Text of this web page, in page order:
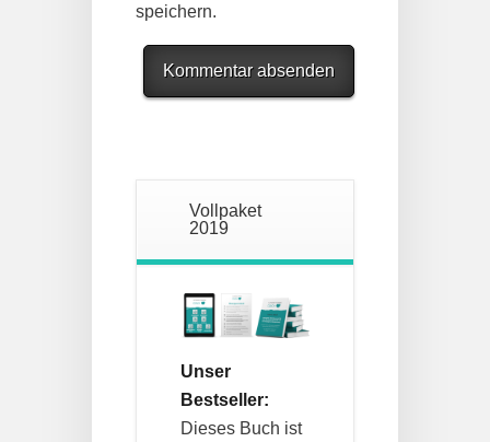
speichern.
Vollpaket
2019
Unser
Bestseller:
Dieses Buch ist